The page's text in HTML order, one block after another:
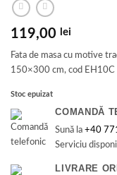
119,00 lei
Fata de masa cu motive
150×300 cm, cod EH10C
Stoc epuizat
COMANDĂ
Sună la+40
Serviciu
LIVRARE